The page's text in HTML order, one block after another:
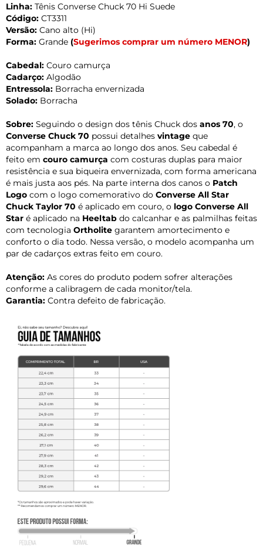
Linha: Tênis Converse Chuck 70 Hi Suede
Código: CT3311
Versão: Cano alto (Hi)
Forma: Grande (Sugerimos comprar um número MENOR)
Cabedal: Couro camurça
Cadarço: Algodão
Entressola: Borracha envernizada
Solado: Borracha
Sobre: Seguindo o design dos tênis Chuck dos anos 70, o
Converse Chuck 70 possui detalhes vintage que
acompanham a marca ao longo dos anos. Seu cabedal é
feito em couro camurça com costuras duplas para maior
resistência e sua biqueira envernizada, com forma americana
é mais justa aos pés. Na parte interna dos canos o Patch
Logo com o logo comemorativo do Converse All Star
Chuck Taylor 70 é aplicado em couro, o logo Converse All
Star é aplicado na Heeltab do calcanhar e as palmilhas feitas
com tecnologia Ortholite garantem amortecimento e
conforto o dia todo. Nessa versão, o modelo acompanha um
par de cadarços extras feito em couro.
Atenção: As cores do produto podem sofrer alterações
conforme a calibragem de cada monitor/tela.
Garantia: Contra defeito de fabricação.